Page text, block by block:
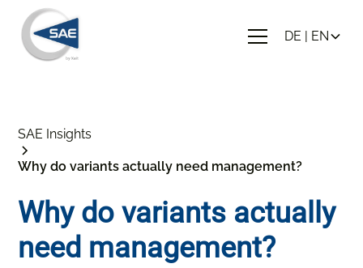
DE | EN
SAE Insights
Why do variants actually need management?
Why do variants actually
need management?